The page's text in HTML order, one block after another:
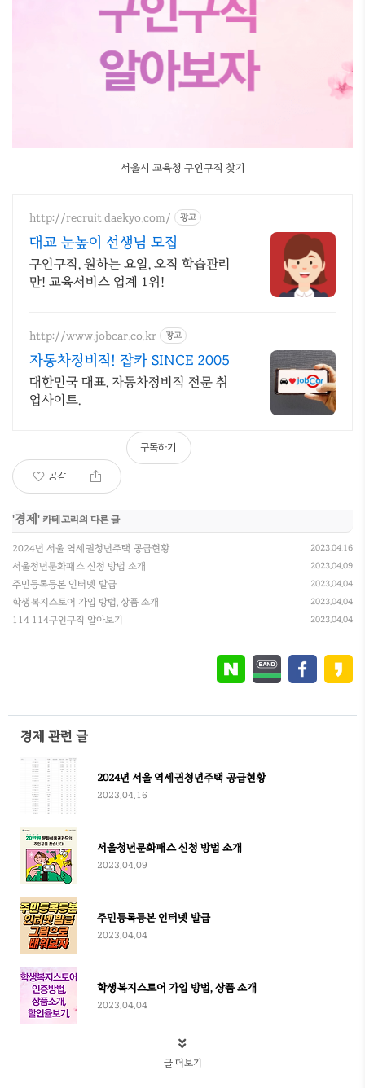
서울시 교육청 구인구직 찾기
http://recruit.daekyo.com/ 광고
대교 눈높이 선생님 모집
구인구직, 원하는 요일, 오직 학습관리
만! 교육서비스 업계 1위!
http://www.jobcar.co.kr 광고
자동차정비직! 잡카 SINCE 2005
대한민국 대표, 자동차정비직 전문 취
업사이트.
공감
구독하기
'경제 ' 카테고리의 다른 글
2024년 서울 역세권청년주택 공급현황 2023.04.16
서울청년문화패스 신청 방법 소개 2023.04.09
주민등록등본 인터넷 발급 2023.04.04
학생복지스토어 가입 방법, 상품 소개 2023.04.04
114 114구인구직 알아보기 2023.04.04
경제 관련 글
2024년 서울 역세권청년주택 공급현황
2023.04.16
서울청년문화패스 신청 방법 소개
2023.04.09
주민등록등본 인터넷 발급
2023.04.04
학생복지스토어 가입 방법, 상품 소개
2023.04.04
글 더보기